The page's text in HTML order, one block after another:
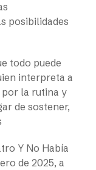
posibilidades
todo puede
interpreta a
por la rutina y
de sostener,
Y No Había
de 2025, a